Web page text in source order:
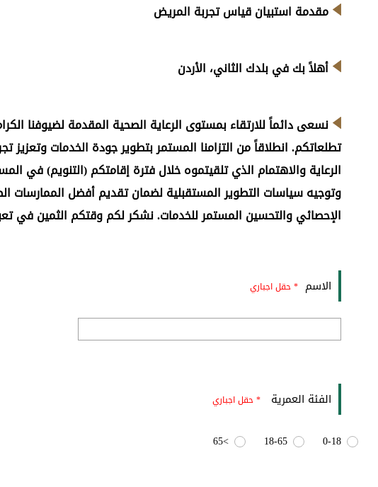
مقدمة استبيان قياس تجربة المريض
أهلاً بك في بلدك الثاني، الأردن
نسعى دائماً للارتقاء بمستوى الرعاية الصحية المقدمة لضيوفنا
تطلعاتكم. انطلاقاً من التزامنا المستمر بتطوير جودة الخدمات
الرعاية والاهتمام الذي تلقيتموه خلال فترة إقامتكم (التنويم) في
وتوجيه سياسات التطوير المستقبلية لضمان تقديم أفضل الممارسات
الإحصائي والتحسين المستمر للخدمات. نشكر لكم وقتكم الثمين في
الاسم * حقل اجباري
الفئة العمرية * حقل اجباري
0-18
18-65
>65